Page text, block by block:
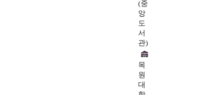
(중
앙
도
서
관)
목
원
대